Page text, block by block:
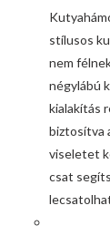
stílusos
nem
négylábú
kialakítás
biztosítva
viseletet
csat